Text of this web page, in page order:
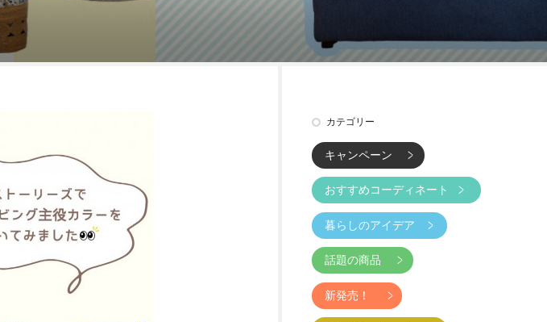
カテゴリー
キャンペーン
おすすめコーディネート
暮らしのアイデア
話題の商品
新発売！